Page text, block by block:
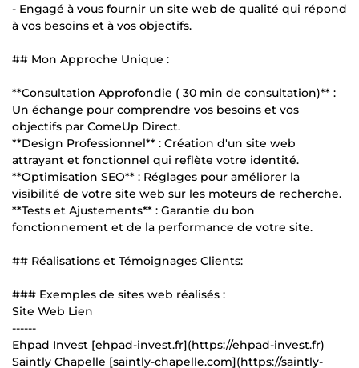
- Engagé à vous fournir un site web de qualité qui répond
à vos besoins et à vos objectifs.
## Mon Approche Unique :
**Consultation Approfondie ( 30 min de consultation)** :
Un échange pour comprendre vos besoins et vos
objectifs par ComeUp Direct.
**Design Professionnel** : Création d'un site web
attrayant et fonctionnel qui reflète votre identité.
**Optimisation SEO** : Réglages pour améliorer la
visibilité de votre site web sur les moteurs de recherche.
**Tests et Ajustements** : Garantie du bon
fonctionnement et de la performance de votre site.
## Réalisations et Témoignages Clients:
### Exemples de sites web réalisés :
Site Web Lien
------
Ehpad Invest [ehpad-invest.fr](https://ehpad-invest.fr)
Saintly Chapelle [saintly-chapelle.com](https://saintly-